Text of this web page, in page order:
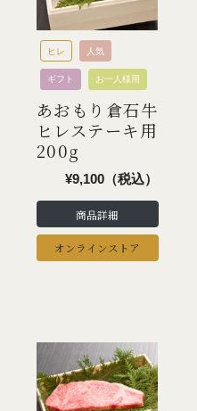
ヒレ 人気
ギフト お一人様用
あおもり倉石牛
ヒレステーキ用
200g
¥9,100（税込）
商品詳細
オンラインストア